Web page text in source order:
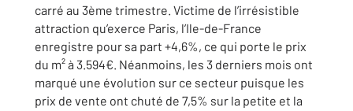
carré au 3ème trimestre. Victime de l’irrésistible
attraction qu’exerce Paris, l’Ile-de-France
enregistre pour sa part +4,6%, ce qui porte le prix
du m² à 3.594€. Néanmoins, les 3 derniers mois ont
marqué une évolution sur ce secteur puisque les
prix de vente ont chuté de 7,5% sur la petite et la